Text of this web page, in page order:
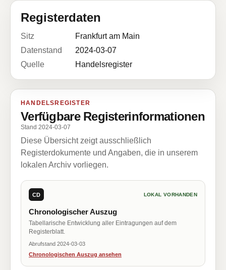
Registerdaten
Sitz
Frankfurt am Main
Datenstand
2024-03-07
Quelle
Handelsregister
HANDELSREGISTER
Verfügbare Registerinformationen
Stand 2024-03-07
Diese Übersicht zeigt ausschließlich
Registerdokumente und Angaben, die in unserem
lokalen Archiv vorliegen.
CD LOKAL VORHANDEN
Chronologischer Auszug
Tabellarische Entwicklung aller Eintragungen auf dem
Registerblatt.
Abrufstand 2024-03-03
Chronologischen Auszug ansehen